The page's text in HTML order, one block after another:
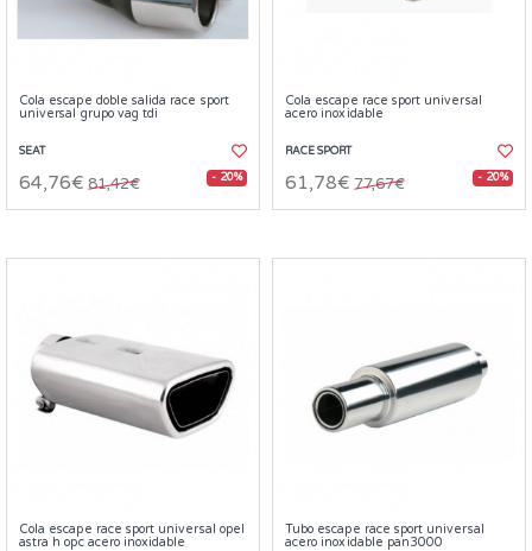
Cola escape doble salida race sport
universal grupo vag tdi
SEAT
64,76€ 81,42€ - 20%
Cola escape race sport universal
acero inoxidable
RACE SPORT
61,78€ 77,67€ - 20%
Cola escape race sport universal opel
astra h opc acero inoxidable
Tubo escape race sport universal
acero inoxidable pan3000